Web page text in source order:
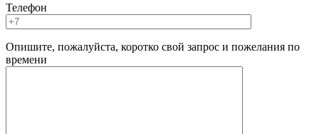
Телефон
Опишите, пожалуйста, коротко свой запрос и пожелания по
времени